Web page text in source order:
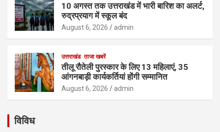
10 अगस्त तक उत्तराखंड में भारी बारिश का अलर्ट,
रुद्रप्रयाग में स्कूल बंद
August 6, 2026 admin
उत्तराखंड ताजा खबरें
तीलू रौतेली पुरस्कार के लिए 13 महिलाएं, 35
आंगनबाड़ी कार्यकर्तियां होंगी सम्मानित
August 6, 2026 admin
विविध